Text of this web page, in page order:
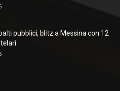
pubblici, blitz a Messina con 12